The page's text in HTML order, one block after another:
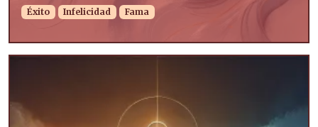
Éxito Infelicidad Fama